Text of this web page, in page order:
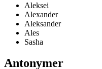
Aleksei
Alexander
Aleksander
Ales
Sasha
Antonymer